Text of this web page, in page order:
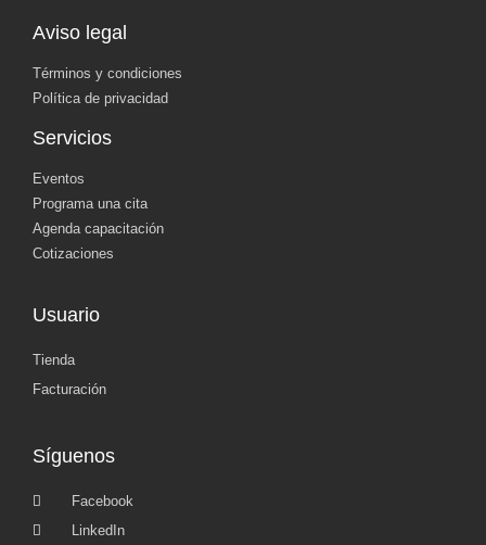
Aviso legal
Términos y condiciones
Política de privacidad
Servicios
Eventos
Programa una cita
Agenda capacitación
Cotizaciones
Usuario
Tienda
Facturación
Síguenos
Facebook
LinkedIn